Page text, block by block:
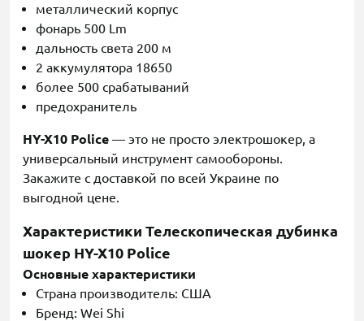
металлический корпус
фонарь 500 Lm
дальность света 200 м
2 аккумулятора 18650
более 500 срабатываний
предохранитель
HY-X10 Police — это не просто электрошокер, а
универсальный инструмент самообороны.
Закажите с доставкой по всей Украине по
выгодной цене.
Характеристики Телескопическая дубинка
шокер HY-X10 Police
Основные характеристики
Страна производитель: США
Бренд: Wei Shi